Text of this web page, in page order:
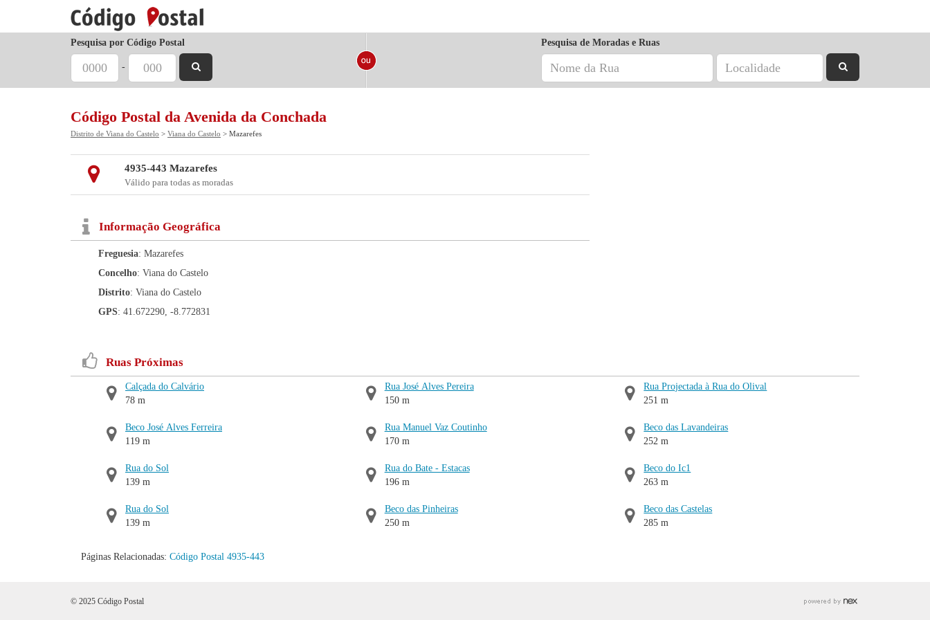
Pesquisa por Código Postal
-
Pesquisa de Moradas e Ruas
Código Postal da Avenida da Conchada
Distrito de Viana do Castelo > Viana do Castelo > Mazarefes
4935-443 Mazarefes
Válido para todas as moradas
Informação Geográfica
Freguesia: Mazarefes
Concelho: Viana do Castelo
Distrito: Viana do Castelo
GPS: 41.672290, -8.772831
Ruas Próximas
Calçada do Calvário
78 m
Beco José Alves Ferreira
119 m
Rua do Sol
139 m
Rua do Sol
139 m
Rua José Alves Pereira
150 m
Rua Manuel Vaz Coutinho
170 m
Rua do Bate - Estacas
196 m
Beco das Pinheiras
250 m
Rua Projectada à Rua do Olival
251 m
Beco das Lavandeiras
252 m
Beco do Ic1
263 m
Beco das Castelas
285 m
Páginas Relacionadas: Código Postal 4935-443
© 2025 Código Postal